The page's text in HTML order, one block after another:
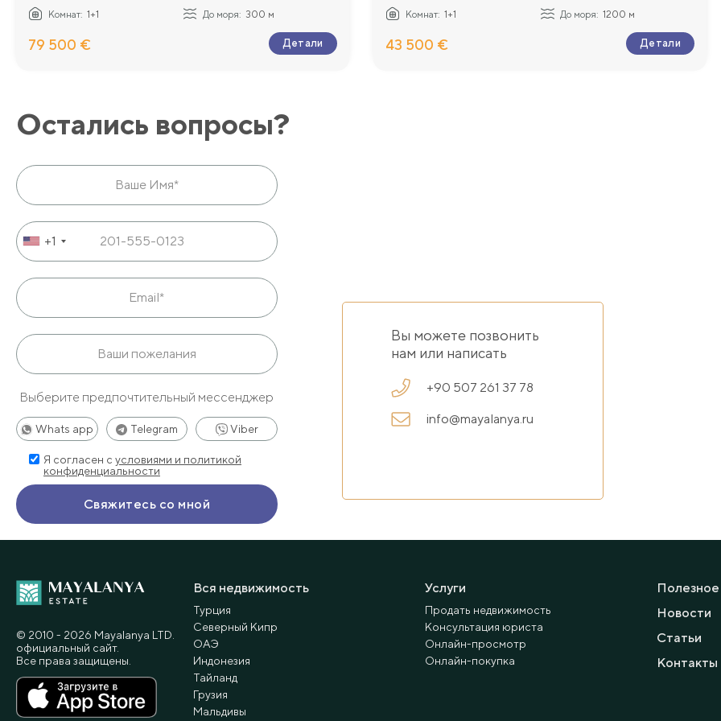
Комнат: 1+1 До моря: 300 м
79 500 € Детали
Комнат: 1+1 До моря: 1200 м
43 500 € Детали
Остались вопросы?
+1
Выберите предпочтительный мессенджер
Whats app Telegram Viber
Я согласен с условиями и политикой
конфиденциальности
Вы можете позвонить
нам или написать
+90 507 261 37 78
info@mayalanya.ru
Вся недвижимость
Турция
Северный Кипр
ОАЭ
Индонезия
Тайланд
Грузия
Мальдивы
Услуги
Продать недвижимость
Консультация юриста
Онлайн-просмотр
Онлайн-покупка
Полезное
Новости
Статьи
Контакты
© 2010 - 2026 Мayalanya LTD.
официальный сайт.
Все права защищены.